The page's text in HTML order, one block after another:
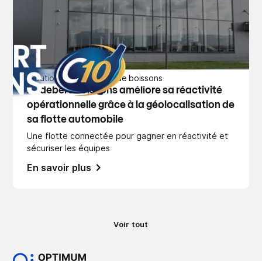
Distribution et production de boissons
Audebert Boissons améliore sa réactivité
opérationnelle grâce à la géolocalisation de
sa flotte automobile
Une flotte connectée pour gagner en réactivité et
sécuriser les équipes
En savoir plus
Voir tout